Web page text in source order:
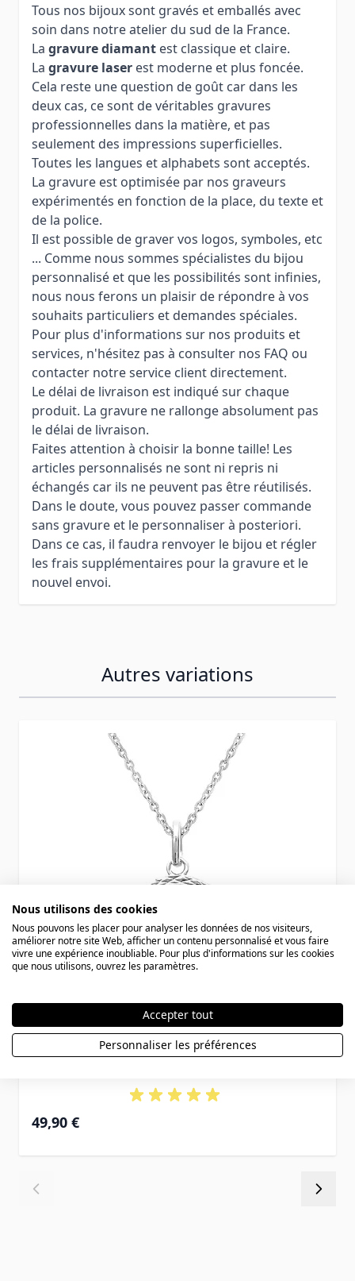
Tous nos bijoux sont gravés et emballés avec
soin dans notre atelier du sud de la France.
La gravure diamant est classique et claire.
La gravure laser est moderne et plus foncée.
Cela reste une question de goût car dans les
deux cas, ce sont de véritables gravures
professionnelles dans la matière, et pas
seulement des impressions superficielles.
Toutes les langues et alphabets sont acceptés.
La gravure est optimisée par nos graveurs
expérimentés en fonction de la place, du texte et
de la police.
Il est possible de graver vos logos, symboles, etc
... Comme nous sommes spécialistes du bijou
personnalisé et que les possibilités sont infinies,
nous nous ferons un plaisir de répondre à vos
souhaits particuliers et demandes spéciales.
Pour plus d'informations sur nos produits et
services, n'hésitez pas à consulter nos FAQ ou
contacter notre service client directement.
Le délai de livraison est indiqué sur chaque
produit. La gravure ne rallonge absolument pas
le délai de livraison.
Faites attention à choisir la bonne taille! Les
articles personnalisés ne sont ni repris ni
échangés car ils ne peuvent pas être réutilisés.
Dans le doute, vous pouvez passer commande
sans gravure et le personnaliser à posteriori.
Dans ce cas, il faudra renvoyer le bijou et régler
les frais supplémentaires pour la gravure et le
nouvel envoi.
Autres variations
Médaille Scorpion argent personnalisée
49,90 €
Nous utilisons des cookies
Nous pouvons les placer pour analyser les données de nos visiteurs,
améliorer notre site Web, afficher un contenu personnalisé et vous faire
vivre une expérience inoubliable. Pour plus d'informations sur les cookies
que nous utilisons, ouvrez les paramètres.
Accepter tout
Personnaliser les préférences